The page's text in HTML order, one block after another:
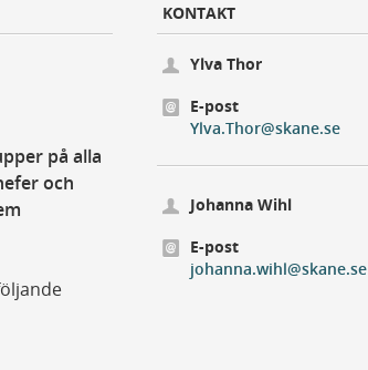
KONTAKT
Ylva Thor
E-post
Ylva.Thor@skane.se
Johanna Wihl
E-post
johanna.wihl@skane.se
på alla
och